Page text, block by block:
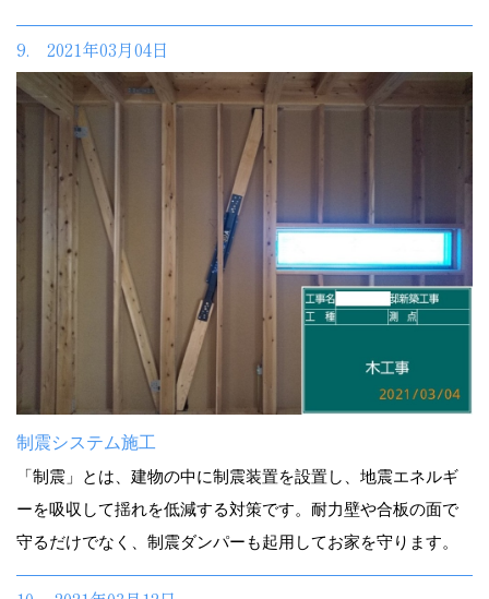
9. 2021年03月04日
制震システム施工
「制震」とは、建物の中に制震装置を設置し、地震エネルギ
ーを吸収して揺れを低減する対策です。耐力壁や合板の面で
守るだけでなく、制震ダンパーも起用してお家を守ります。